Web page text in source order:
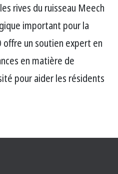
rives du ruisseau Meech
important pour la
offre un soutien expert en
en matière de
pour aider les résidents